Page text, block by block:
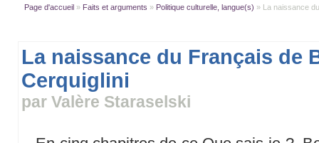
Page d'accueil » Faits et arguments » Politique culturelle, langue(s) » La naissance
La naissance du Français de
Cerquiglini
par Valère Staraselski